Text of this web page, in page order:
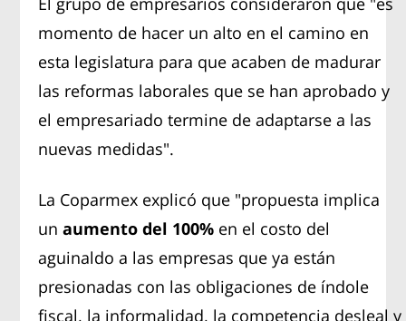
momento de hacer un alto en el camino en
esta legislatura para que acaben de madurar
las reformas laborales que se han aprobado y
el empresariado termine de adaptarse a las
nuevas medidas".
La Coparmex explicó que "propuesta implica
un aumento del 100% en el costo del
aguinaldo a las empresas que ya están
presionadas con las obligaciones de índole
fiscal, la informalidad, la competencia desleal y